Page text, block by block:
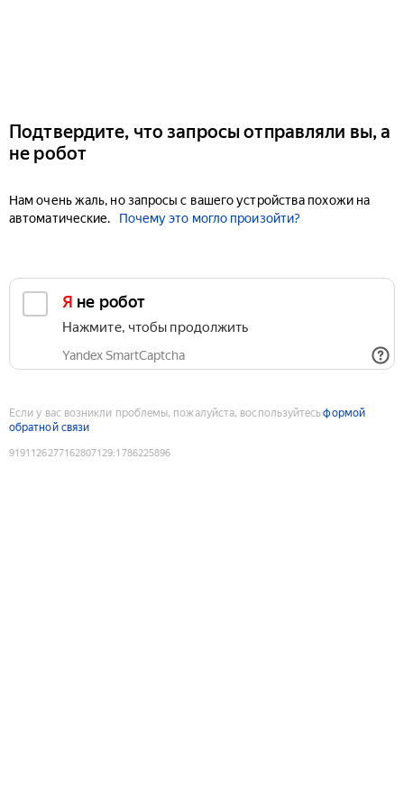
Подтвердите, что запросы отправляли вы, а
не робот
Нам очень жаль, но запросы с вашего устройства похожи на
автоматические.
Почему это могло произойти?
Я не робот
Нажмите, чтобы продолжить
Yandex SmartCaptcha
Если у вас возникли проблемы, пожалуйста, воспользуйтесьформой
обратной связи
9191126277162807129:1786225896